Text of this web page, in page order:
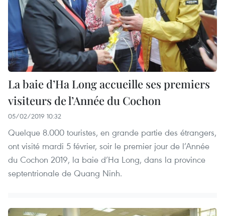
La baie d’Ha Long accueille ses premiers
visiteurs de l’Année du Cochon
05/02/2019 10:32
Quelque 8.000 touristes, en grande partie des étrangers,
ont visité mardi 5 février, soir le premier jour de l’Année
du Cochon 2019, la baie d’Ha Long, dans la province
septentrionale de Quang Ninh.